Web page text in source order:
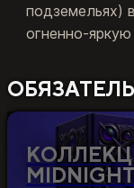
подземельях)